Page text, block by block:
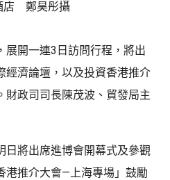
店 鄭昊彤攝
展開一連3日訪問行程，將出
經濟論壇，以及投資香港推介
財政司司長陳茂波、貿發局主
日將出席進博會開幕式及參觀
港推介大會—上海專場」鼓勵